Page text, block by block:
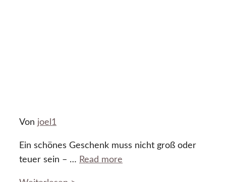
Von joel1
Ein schönes Geschenk muss nicht groß oder
teuer sein – … Read more